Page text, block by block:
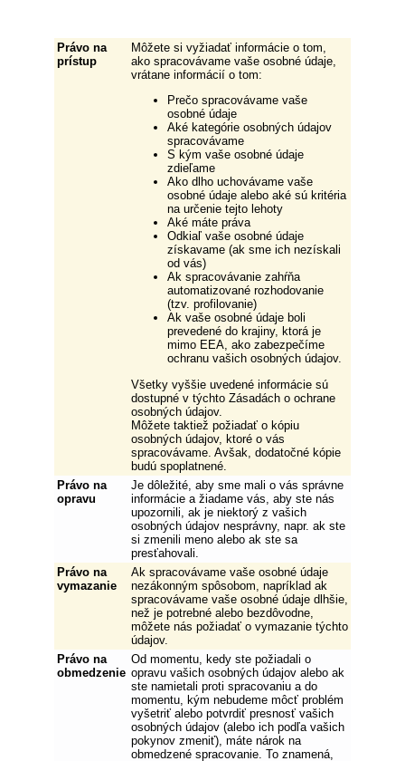
Právo na
prístup
Môžete si vyžiadať informácie o tom,
ako spracovávame vaše osobné údaje,
vrátane informácií o tom:
Prečo spracovávame vaše
osobné údaje
Aké kategórie osobných údajov
spracovávame
S kým vaše osobné údaje
zdieľame
Ako dlho uchovávame vaše
osobné údaje alebo aké sú kritéria
na určenie tejto lehoty
Aké máte práva
Odkiaľ vaše osobné údaje
získavame (ak sme ich nezískali
od vás)
Ak spracovávanie zahŕňa
automatizované rozhodovanie
(tzv. profilovanie)
Ak vaše osobné údaje boli
prevedené do krajiny, ktorá je
mimo EEA, ako zabezpečíme
ochranu vašich osobných údajov.
Všetky vyššie uvedené informácie sú
dostupné v týchto Zásadách o ochrane
osobných údajov.
Môžete taktiež požiadať o kópiu
osobných údajov, ktoré o vás
spracovávame. Avšak, dodatočné kópie
budú spoplatnené.
Právo na
opravu
Je dôležité, aby sme mali o vás správne
informácie a žiadame vás, aby ste nás
upozornili, ak je niektorý z vašich
osobných údajov nesprávny, napr. ak ste
si zmenili meno alebo ak ste sa
presťahovali.
Právo na
vymazanie
Ak spracovávame vaše osobné údaje
nezákonným spôsobom, napríklad ak
spracovávame vaše osobné údaje dlhšie,
než je potrebné alebo bezdôvodne,
môžete nás požiadať o vymazanie týchto
údajov.
Právo na
obmedzenie
Od momentu, kedy ste požiadali o
opravu vašich osobných údajov alebo ak
ste namietali proti spracovaniu a do
momentu, kým nebudeme môcť problém
vyšetriť alebo potvrdiť presnosť vašich
osobných údajov (alebo ich podľa vašich
pokynov zmeniť), máte nárok na
obmedzené spracovanie. To znamená,